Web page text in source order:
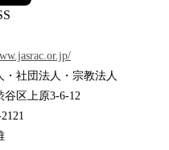
・社団法人・宗教法人
谷区上原3-6-12